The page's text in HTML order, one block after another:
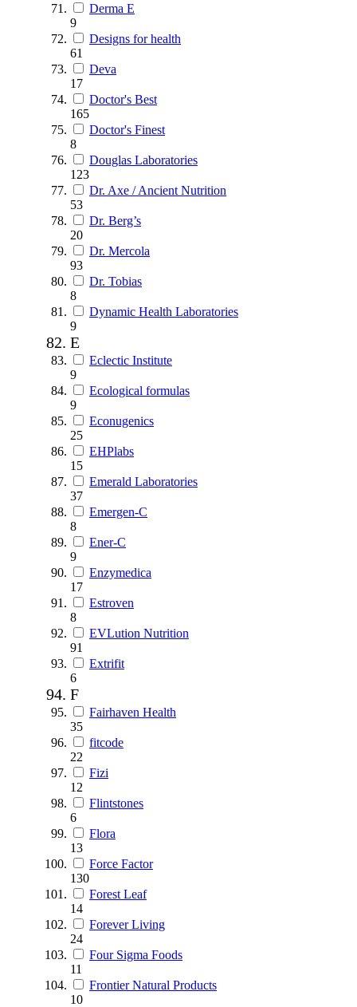
Derma E
9
Designs for health
61
Deva
17
Doctor's Best
165
Doctor's Finest
8
Douglas Laboratories
123
Dr. Axe / Ancient Nutrition
53
Dr. Berg’s
20
Dr. Mercola
93
Dr. Tobias
8
Dynamic Health Laboratories
9
E
Eclectic Institute
9
Ecological formulas
9
Econugenics
25
EHPlabs
15
Emerald Laboratories
37
Emergen-C
8
Ener-C
9
Enzymedica
17
Estroven
8
EVLution Nutrition
91
Extrifit
6
F
Fairhaven Health
35
fitcode
22
Fizi
12
Flintstones
6
Flora
13
Force Factor
130
Forest Leaf
14
Forever Living
24
Four Sigma Foods
11
Frontier Natural Products
10